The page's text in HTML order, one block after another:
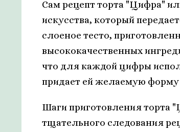
Сам рецепт торта "Цифра"
искусства, который
слоеное тесто,
высококачественных
что для каждой цифры
придает ей желаемую форму
Шаги приготовления торта
тщательного следования